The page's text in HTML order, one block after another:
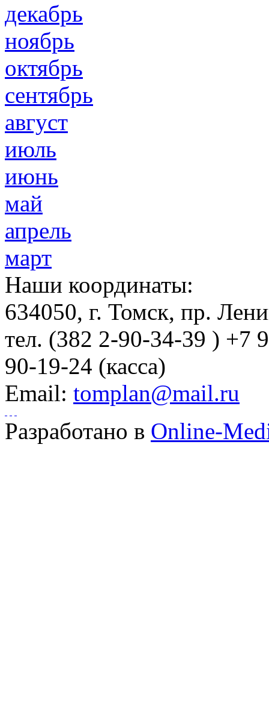
декабрь
ноябрь
октябрь
сентябрь
август
июль
июнь
май
апрель
март
Наши координаты:
634050, г. Томск, пр.
тел. (382 2-90-34-39 ) +7
90-19-24 (касса)
Email: tomplan@mail.ru
Разработано в Online-